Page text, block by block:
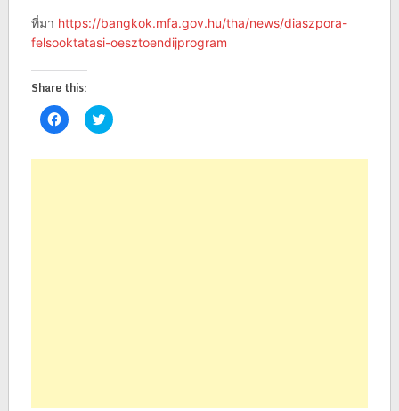
ที่มา https://bangkok.mfa.gov.hu/tha/news/diaszpora-
felsooktatasi-oesztoendijprogram
Share this:
Click
to
Facebook
Click
to
Twitter